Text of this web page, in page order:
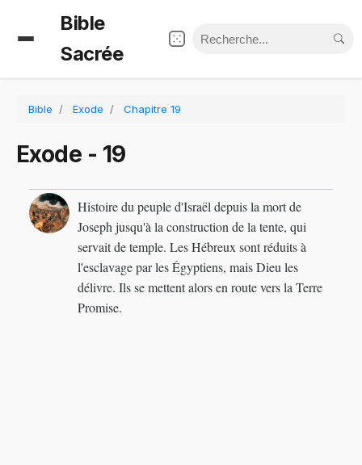
Bible
Sacrée
Bible Exode Chapitre 19
Exode - 19
Histoire du peuple d'Israël depuis la mort de
Joseph jusqu'à la construction de la tente, qui
servait de temple. Les Hébreux sont réduits à
l'esclavage par les Égyptiens, mais Dieu les
délivre. Ils se mettent alors en route vers la Terre
Promise.